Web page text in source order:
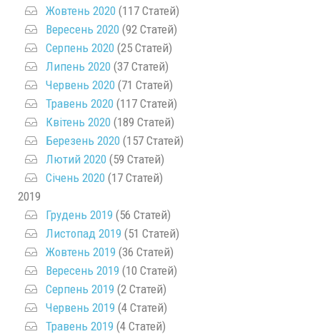
Жовтень 2020 (117 Статей)
Вересень 2020 (92 Статей)
Серпень 2020 (25 Статей)
Липень 2020 (37 Статей)
Червень 2020 (71 Статей)
Травень 2020 (117 Статей)
Квітень 2020 (189 Статей)
Березень 2020 (157 Статей)
Лютий 2020 (59 Статей)
Січень 2020 (17 Статей)
2019
Грудень 2019 (56 Статей)
Листопад 2019 (51 Статей)
Жовтень 2019 (36 Статей)
Вересень 2019 (10 Статей)
Серпень 2019 (2 Статей)
Червень 2019 (4 Статей)
Травень 2019 (4 Статей)